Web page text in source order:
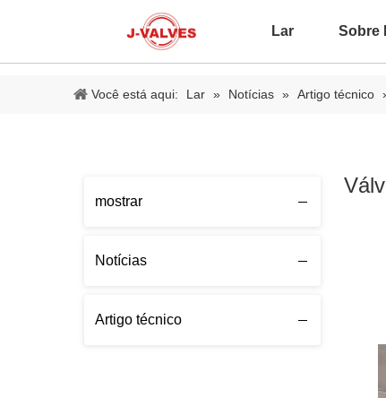
Lar Sobre
Você está aqui: Lar » Notícias » Artigo técnico
mostrar
Notícias
Artigo técnico